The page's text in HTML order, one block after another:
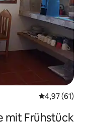
4,97 (61)
mit Frühstück